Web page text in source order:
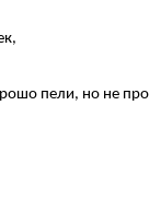
пели, но не про